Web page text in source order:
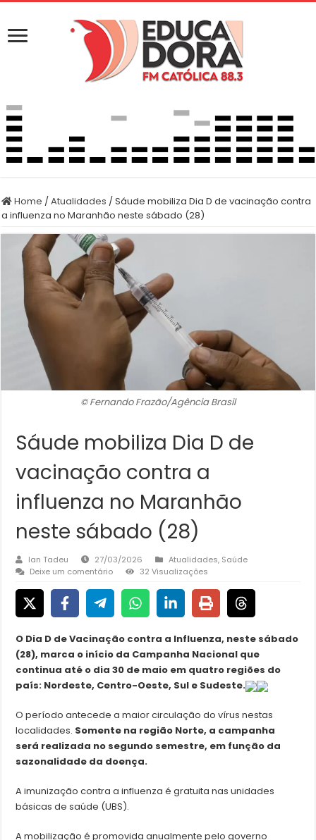
Home /Atualidades /Sáude mobiliza Dia D de vacinação contra
a influenza no Maranhão neste sábado (28)
© Fernando Frazão/Agência Brasil
Sáude mobiliza Dia D de
vacinação contra a
influenza no Maranhão
neste sábado (28)
Ian Tadeu 27/03/2026 Atualidades, Saúde
Deixe um comentário
32 Visualizações
O Dia D de Vacinação contra a Influenza, neste sábado
(28), marca o início da Campanha Nacional que
continua até o dia 30 de maio em quatro regiões do
país: Nordeste, Centro-Oeste, Sul e Sudeste.
O período antecede a maior circulação do vírus nestas
localidades. Somente na região Norte, a campanha
será realizada no segundo semestre, em função da
sazonalidade da doença.
A imunização contra a influenza é gratuita nas unidades
básicas de saúde (UBS).
A mobilização é promovida anualmente pelo governo